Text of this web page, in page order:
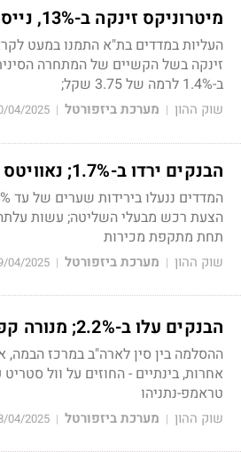
מיטרוניקס זינקה ב-13%, נייס קפצה ב-5%; ת"א 90 עלה ב-2.6%
העליות במדדים בת"א התמנו במעט
זינקה בשל הקשיים של המתחרה
ב-1.4% לרמה של 3.75 שקל;
שוק ההון | מערכת ביזפורטל |
04/2025
הבנקים ירדו ב-1.7%; נאוויטס נפלה ב-8.6%, עשות עלתה ב-5.3%
המדדים ננעלו בירידות שערים של עד 1.9%
הצעת רכש מבעלי השליטה; עשות
תחת מתקפת מכירות
שוק ההון | מערכת ביזפורטל |
04/2025
הבנקים עלו ב-2.2%; מנורה קפצה ב-5%, ארית זינקה ב-12%
ההסלמה בין סין לארה"ב במרכז
אחרות, בינתיים - החוזים על וול
טראמפ-נתניהו
שוק ההון | מערכת ביזפורטל |
04/2025